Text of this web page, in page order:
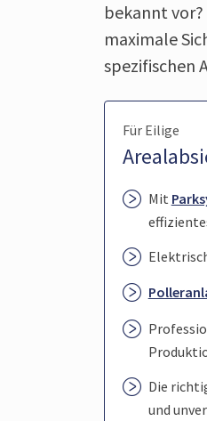
bekannt
maximale
spezifischen
Für Eilige
Mit
Die
und